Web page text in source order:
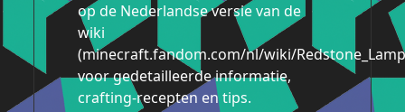
op de Nederlandse versie van de
wiki
(minecraft.fandom.com/nl/wiki/
voor gedetailleerde informatie,
crafting-recepten en tips.